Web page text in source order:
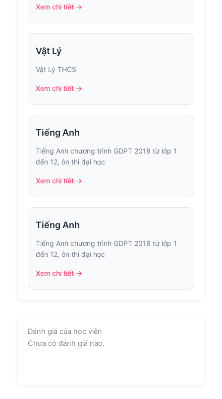
Xem chi tiết →
Vật Lý
Vật Lý THCS
Xem chi tiết →
Tiếng Anh
Tiếng Anh chương trình GDPT 2018 từ lớp 1
đến 12, ôn thi đại học
Xem chi tiết →
Tiếng Anh
Tiếng Anh chương trình GDPT 2018 từ lớp 1
đến 12, ôn thi đại học
Xem chi tiết →
Đánh giá của học viên
Chưa có đánh giá nào.